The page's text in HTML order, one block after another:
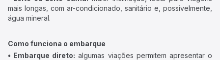
mais longas, com ar-condicionado, sanitário e, possivelmente,
água mineral.
Como funciona o embarque
• Embarque direto: algumas viações permitem apresentar o